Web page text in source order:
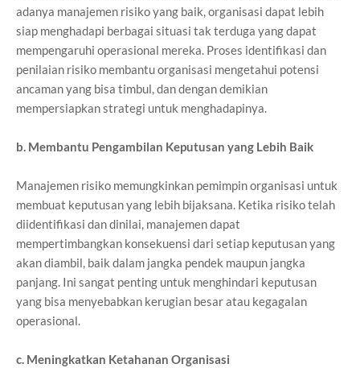
adanya manajemen risiko yang baik, organisasi dapat lebih
siap menghadapi berbagai situasi tak terduga yang dapat
mempengaruhi operasional mereka. Proses identifikasi dan
penilaian risiko membantu organisasi mengetahui potensi
ancaman yang bisa timbul, dan dengan demikian
mempersiapkan strategi untuk menghadapinya.
b. Membantu Pengambilan Keputusan yang Lebih Baik
Manajemen risiko memungkinkan pemimpin organisasi untuk
membuat keputusan yang lebih bijaksana. Ketika risiko telah
diidentifikasi dan dinilai, manajemen dapat
mempertimbangkan konsekuensi dari setiap keputusan yang
akan diambil, baik dalam jangka pendek maupun jangka
panjang. Ini sangat penting untuk menghindari keputusan
yang bisa menyebabkan kerugian besar atau kegagalan
operasional.
c. Meningkatkan Ketahanan Organisasi